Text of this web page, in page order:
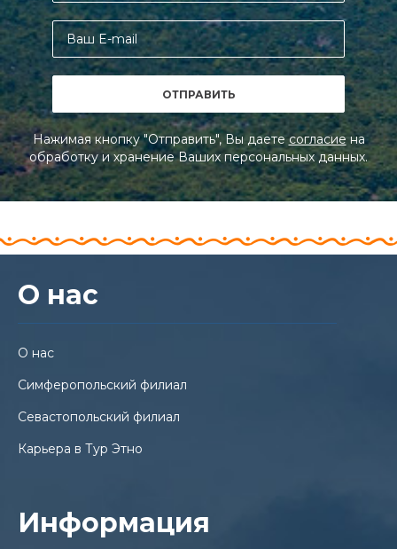
Нажимая кнопку "Отправить", Вы даетесогласиена
обработку и хранение Ваших персональных данных.
О нас
О нас
Симферопольский филиал
Севастопольский филиал
Карьера в Тур Этно
Информация